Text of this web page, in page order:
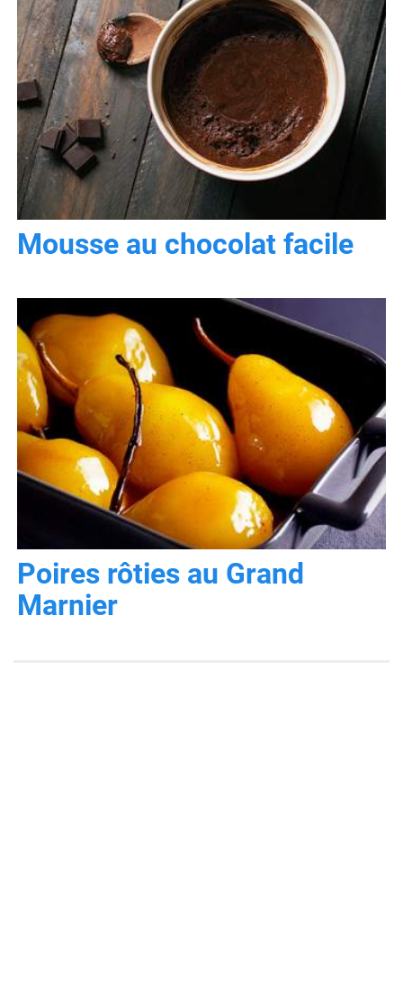
Mousse au chocolat facile
Poires rôties au Grand
Marnier